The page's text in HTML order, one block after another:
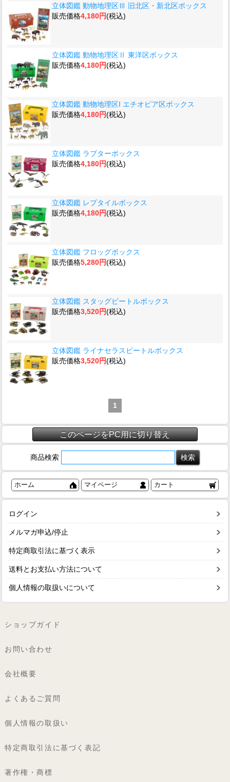
立体図鑑 動物地理区Ⅲ 旧北区・新北区ボックス
販売価格4,180円(税込)
立体図鑑 動物地理区Ⅱ 東洋区ボックス
販売価格4,180円(税込)
立体図鑑 動物地理区I エチオピア区ボックス
販売価格4,180円(税込)
立体図鑑 ラプターボックス
販売価格4,180円(税込)
立体図鑑 レプタイルボックス
販売価格4,180円(税込)
立体図鑑 フロッグボックス
販売価格5,280円(税込)
立体図鑑 スタッグビートルボックス
販売価格3,520円(税込)
立体図鑑 ライナセラスビートルボックス
販売価格3,520円(税込)
1
このページをPC用に切り替え
商品検索
ホーム マイページ カート
ログイン
メルマガ申込/停止
特定商取引法に基づく表示
送料とお支払い方法について
個人情報の取扱いについて
ショップガイド
お問い合わせ
会社概要
よくあるご質問
個人情報の取扱い
特定商取引法に基づく表記
著作権・商標